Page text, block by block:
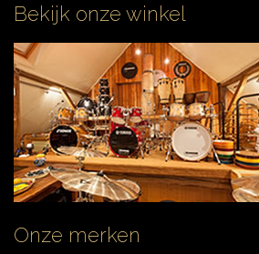
Bekijk onze winkel
Onze merken